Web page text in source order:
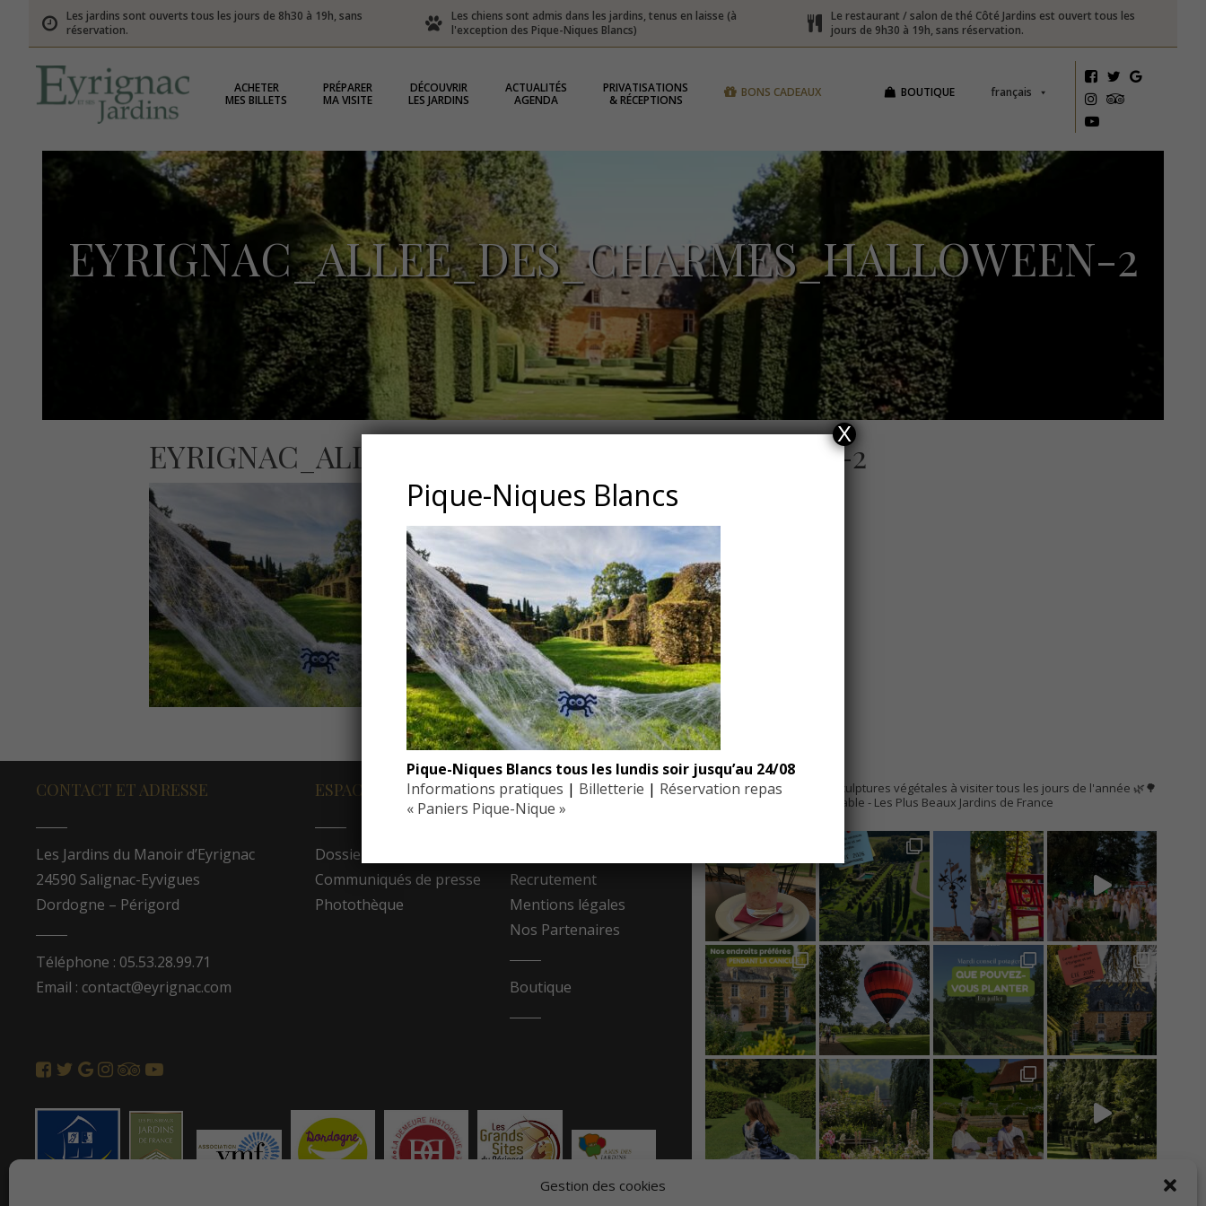
Gestion des cookies
Les jardins sont ouverts tous les jours de 8h30 à 19h, sans
réservation.
Les chiens sont admis dans les jardins, tenus en laisse (à
l'exception des Pique-Niques Blancs)
Le restaurant / salon de thé Côté Jardins est ouvert tous les
jours de 9h30 à 19h, sans réservation.
ACHETER
MES BILLETS
PRÉPARER
MA VISITE
DÉCOUVRIR
LES JARDINS
ACTUALITÉS
AGENDA
PRIVATISATIONS
& RÉCEPTIONS
français
BOUTIQUE
BONS CADEAUX
EYRIGNAC_ALLEE_DES_CHARMES_HALLOWEEN-2
EYRIGNAC_ALLEE_DES_CHARMES_HALLOWEEN-2
CONTACT ET ADRESSE
Les Jardins du Manoir d’Eyrignac
24590 Salignac-Eyvigues
Dordogne – Périgord
Téléphone : 05.53.28.99.71
Email : contact@eyrignac.com
ESPACE PRESSE
Dossier de presse
Communiqués de presse
Photothèque
Recrutement
Mentions légales
Nos Partenaires
Boutique
EYRIGNAC
10 hectares de sculptures végétales à visiter tous les jours de l'année 🌿🌳
- Jardin Remarquable- Les Plus Beaux Jardins de France
Pique-Niques Blancs
Pique-Niques Blancs tous les lundis soir jusqu’au 24/08
Informations pratiques | Billetterie | Réservation repas
« Paniers Pique-Nique »
X